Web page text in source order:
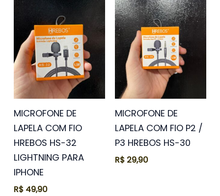
MICROFONE DE
LAPELA COM FIO
HREBOS HS-32
LIGHTNING PARA
IPHONE
R$ 49,90
MICROFONE DE
LAPELA COM FIO P2 /
P3 HREBOS HS-30
R$ 29,90